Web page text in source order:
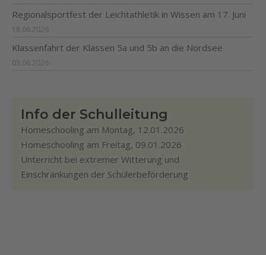
Regionalsportfest der Leichtathletik in Wissen am 17. Juni
18.06.2026
Klassenfahrt der Klassen 5a und 5b an die Nordsee
03.06.2026
Info der Schulleitung
Homeschooling am Montag, 12.01.2026
Homeschooling am Freitag, 09.01.2026
Unterricht bei extremer Witterung und
Einschränkungen der Schülerbeförderung